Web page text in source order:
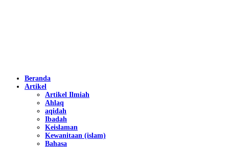
Beranda
Artikel
Artikel Ilmiah
Ahlaq
aqidah
Ibadah
Keislaman
Kewanitaan (islam)
Bahasa